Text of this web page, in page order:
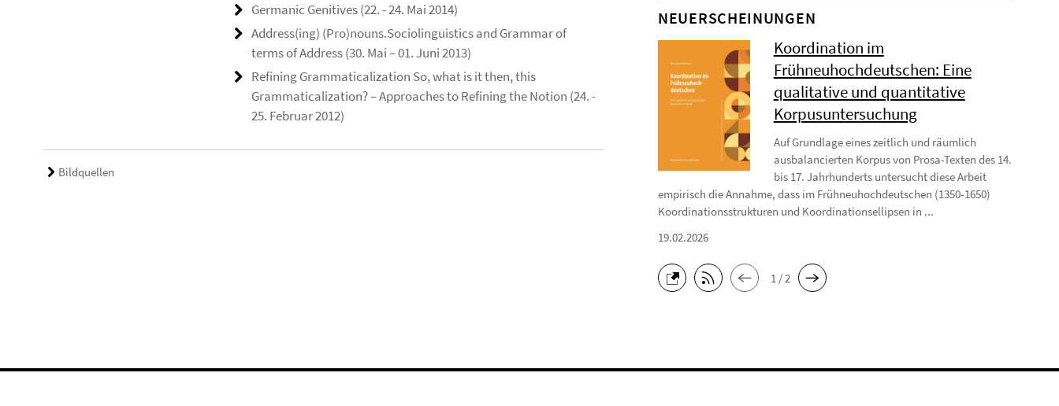
Germanic Genitives (22. - 24. Mai 2014)
Address(ing) (Pro)nouns.Sociolinguistics and Grammar of
terms of Address (30. Mai – 01. Juni 2013)
Refining Grammaticalization So, what is it then, this
Grammaticalization? – Approaches to Refining the Notion (24. -
25. Februar 2012)
Bildquellen
NEUERSCHEINUNGEN
Koordination im
Frühneuhochdeutschen: Eine
qualitative und quantitative
Korpusuntersuchung
Auf Grundlage eines zeitlich und räumlich
ausbalancierten Korpus von Prosa-Texten des 14.
bis 17. Jahrhunderts untersucht diese Arbeit
empirisch die Annahme, dass im Frühneuhochdeutschen (1350-1650)
Koordinationsstrukturen und Koordinationsellipsen in ...
19.02.2026
1 / 2